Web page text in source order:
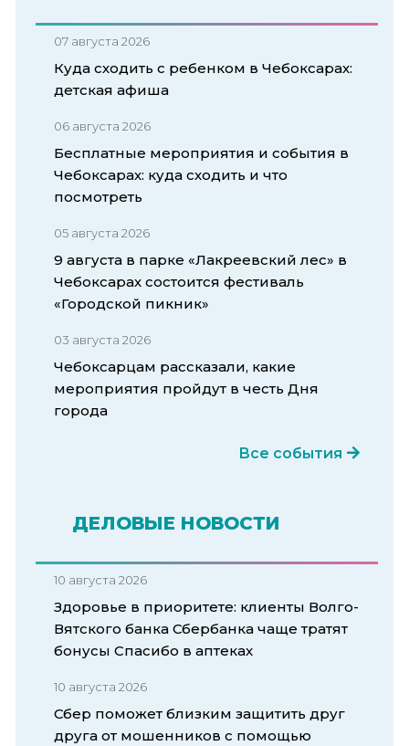
07 августа 2026
Куда сходить с ребенком в Чебоксарах:
детская афиша
06 августа 2026
Бесплатные мероприятия и события в
Чебоксарах: куда сходить и что
посмотреть
05 августа 2026
9 августа в парке «Лакреевский лес» в
Чебоксарах состоится фестиваль
«Городской пикник»
03 августа 2026
Чебоксарцам рассказали, какие
мероприятия пройдут в честь Дня
города
Все события
ДЕЛОВЫЕ НОВОСТИ
10 августа 2026
Здоровье в приоритете: клиенты Волго-
Вятского банка Сбербанка чаще тратят
бонусы Спасибо в аптеках
10 августа 2026
Сбер поможет близким защитить друг
друга от мошенников с помощью